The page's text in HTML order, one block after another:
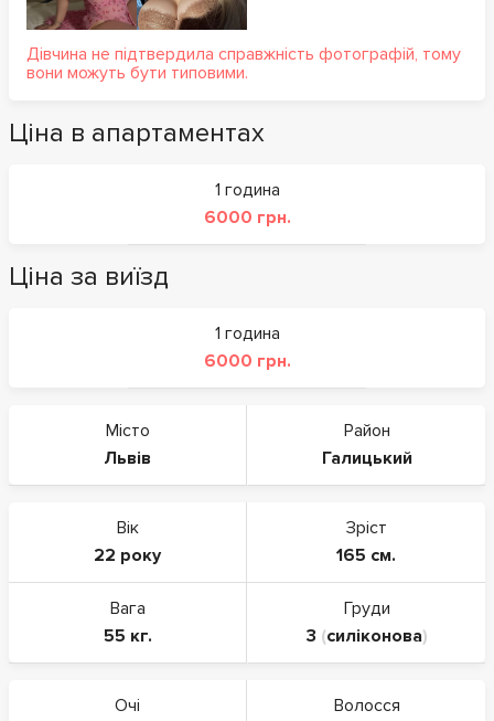
Дівчина не підтвердила справжність фотографій, тому
вони можуть бути типовими.
Ціна в апартаментах
1 година
6000 грн.
Ціна за виїзд
1 година
6000 грн.
Місто
Львів
Район
Галицький
Вік
22 року
Зріст
165 см.
Вага
55 кг.
Груди
3 (силіконова)
Очі Волосся